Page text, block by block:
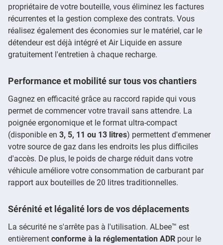
propriétaire de votre bouteille, vous éliminez les factures
récurrentes et la gestion complexe des contrats. Vous
réalisez également des économies sur le matériel, car le
détendeur est déjà intégré et Air Liquide en assure
gratuitement l'entretien à chaque recharge.
Performance et mobilité sur tous vos chantiers
Gagnez en efficacité grâce au raccord rapide qui vous
permet de commencer votre travail sans attendre. La
poignée ergonomique et le format ultra-compact
(disponible en 3, 5, 11 ou 13 litres) permettent d'emmener
votre source de gaz dans les endroits les plus difficiles
d'accès. De plus, le poids de charge réduit dans votre
véhicule améliore votre consommation de carburant par
rapport aux bouteilles de 20 litres traditionnelles.
Sérénité et légalité lors de vos déplacements
La sécurité ne s'arrête pas à l'utilisation. ALbee™ est
entièrement conforme à la réglementation ADR pour le